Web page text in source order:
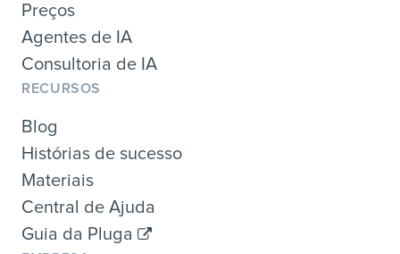
Preços
Agentes de IA
Consultoria de IA
RECURSOS
Blog
Histórias de sucesso
Materiais
Central de Ajuda
Guia da Pluga